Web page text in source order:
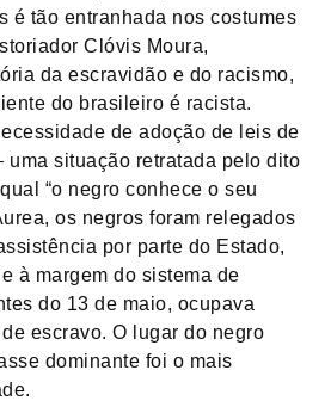
é tão entranhada nos costumes
Clóvis Moura,
da escravidão e do racismo,
do brasileiro é racista.
de adoção de leis de
uma situação retratada pelo dito
“o negro conhece o seu
os negros foram relegados
por parte do Estado,
à margem do sistema de
do 13 de maio, ocupava
escravo. O lugar do negro
dominante foi o mais